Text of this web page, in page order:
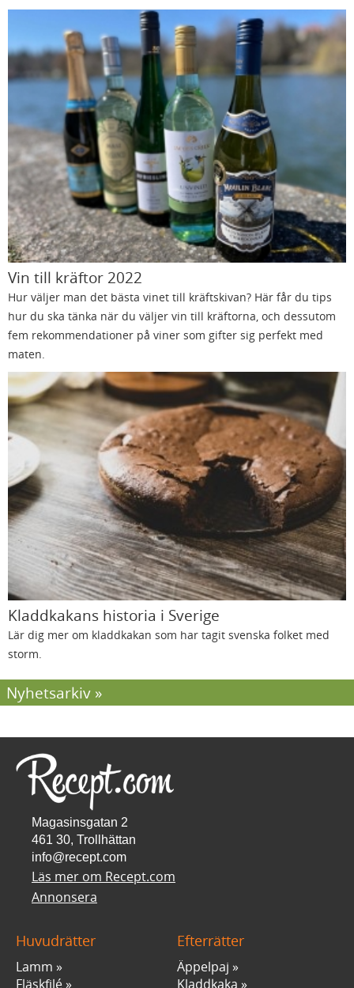
Vin till kräftor 2022
Hur väljer man det bästa vinet till kräftskivan? Här får du tips
hur du ska tänka när du väljer vin till kräftorna, och dessutom
fem rekommendationer på viner som gifter sig perfekt med
maten.
Kladdkakans historia i Sverige
Lär dig mer om kladdkakan som har tagit svenska folket med
storm.
Nyhetsarkiv
Magasinsgatan 2
461 30, Trollhättan
info@recept.com
Läs mer om Recept.com
Annonsera
Huvudrätter
Lamm
Fläskfilé
Efterrätter
Äppelpaj
Kladdkaka